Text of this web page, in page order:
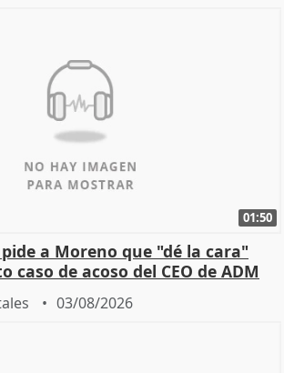
01:50
a Moreno que "dé la cara"
caso de acoso del CEO de ADM
03/08/2026